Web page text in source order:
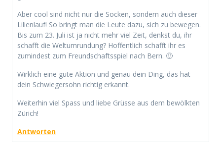
Aber cool sind nicht nur die Socken, sondern auch dieser
Lilienlauf! So bringt man die Leute dazu, sich zu bewegen.
Bis zum 23. Juli ist ja nicht mehr viel Zeit, denkst du, ihr
schafft die Weltumrundung? Hoffentlich schafft ihr es
zumindest zum Freundschaftsspiel nach Bern. 🙂
Wirklich eine gute Aktion und genau dein Ding, das hat
dein Schwiegersohn richtig erkannt.
Weiterhin viel Spass und liebe Grüsse aus dem bewölkten
Zürich!
Antworten